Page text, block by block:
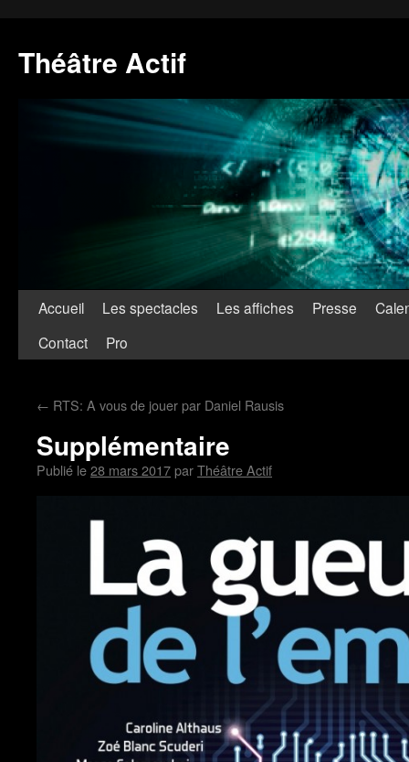
Théâtre Actif
Accueil Les spectacles Les affiches Presse
Contact
Pro
← RTS: A vous de jouer par Daniel Rausis
Supplémentaire
Publié le28 mars 2017parThéâtre Actif